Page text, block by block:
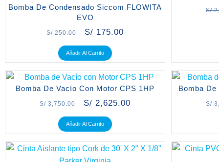
Bomba De Condensado Siccom FLOWITA
EVO
S/250.00 S/ 175.00
Añadir Al Carrito
S/
Bomba De Vacío Con Motor CPS 1HP
S/3,750.00 S/ 2,625.00
Añadir Al Carrito
Bomba
S/